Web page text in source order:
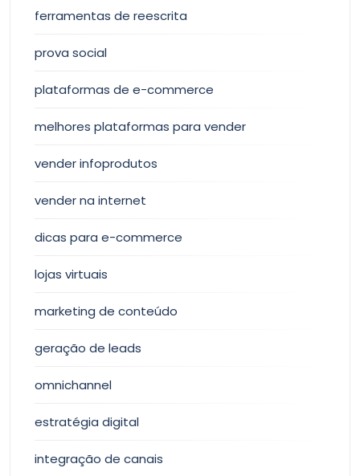
ferramentas de reescrita
prova social
plataformas de e-commerce
melhores plataformas para vender
vender infoprodutos
vender na internet
dicas para e-commerce
lojas virtuais
marketing de conteúdo
geração de leads
omnichannel
estratégia digital
integração de canais